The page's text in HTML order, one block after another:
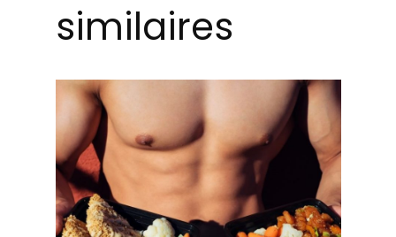
similaires